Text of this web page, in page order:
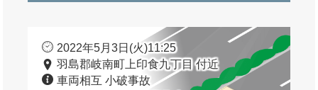
2022年5月3日(火)11:25
羽島郡岐南町上印食九丁目 付近
車両相互 小破事故